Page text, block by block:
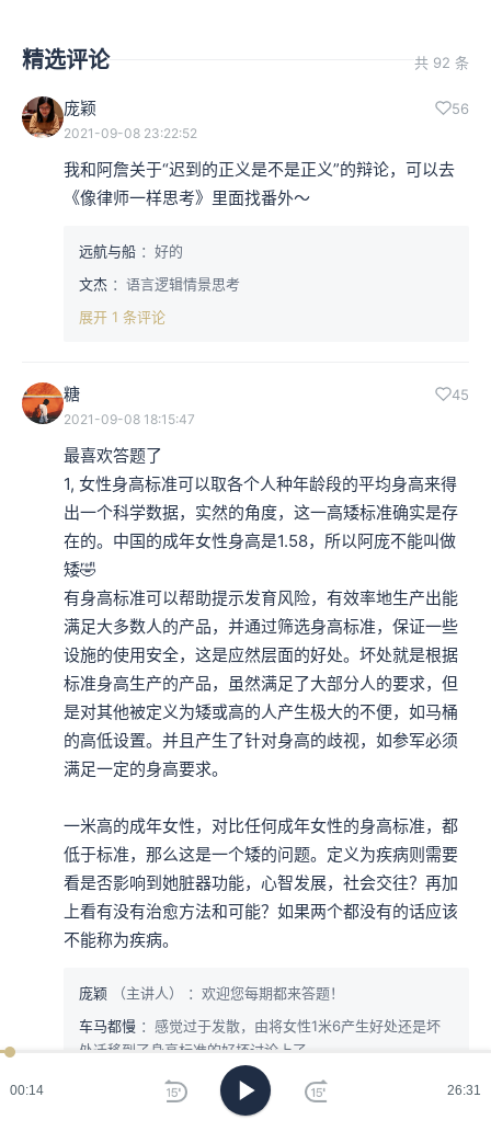
00:15 26:31
精选评论 共 92 条
庞颖 56
2021-09-08 23:22:52
我和阿詹关于“迟到的正义是不是正义”的辩论，可以去
《像律师一样思考》里面找番外～
远航与船 ：好的
文杰 ：语言逻辑情景思考
展开 1 条评论
糖 45
2021-09-08 18:15:47
最喜欢答题了
1, 女性身高标准可以取各个人种年龄段的平均身高来得
出一个科学数据，实然的角度，这一高矮标准确实是存
在的。中国的成年女性身高是1.58，所以阿庞不能叫做
矮🤣
有身高标准可以帮助提示发育风险，有效率地生产出能
满足大多数人的产品，并通过筛选身高标准，保证一些
设施的使用安全，这是应然层面的好处。坏处就是根据
标准身高生产的产品，虽然满足了大部分人的要求，但
是对其他被定义为矮或高的人产生极大的不便，如马桶
的高低设置。并且产生了针对身高的歧视，如参军必须
满足一定的身高要求。
一米高的成年女性，对比任何成年女性的身高标准，都
低于标准，那么这是一个矮的问题。定义为疾病则需要
看是否影响到她脏器功能，心智发展，社会交往？再加
上看有没有治愈方法和可能？如果两个都没有的话应该
不能称为疾病。
庞颖 （主讲人）
：欢迎您每期都来答题！
车马都慢 ：感觉过于发散，由将女性1米6产生好处还是坏
处迁移到了身高标准的好坏讨论上了
展开 3 条评论